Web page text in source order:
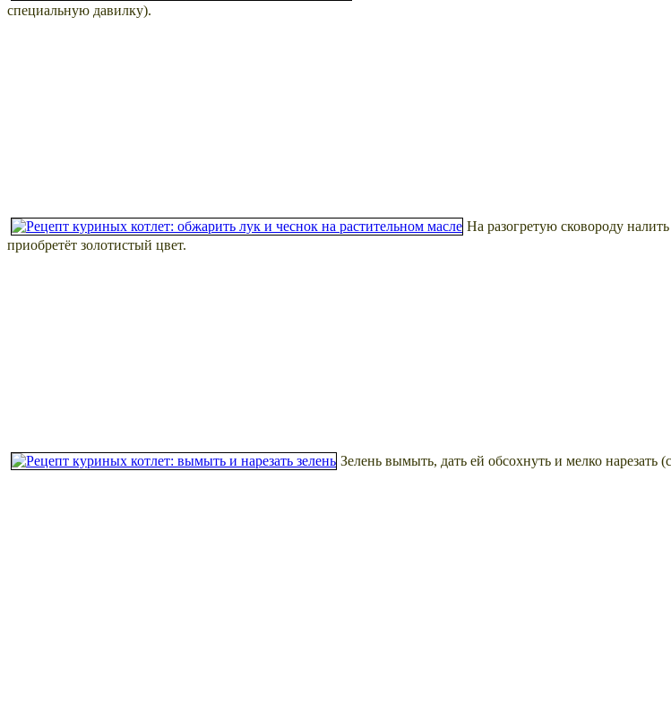
специальную давилку).
На разогретую сковороду
приобретёт золотистый цвет.
Зелень вымыть, дать ей обсохнуть и мелко